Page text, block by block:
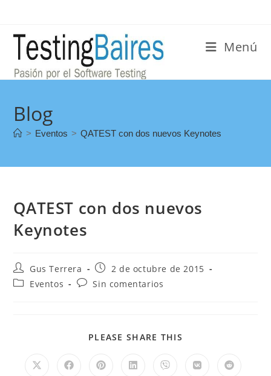
Menú
Blog
> Eventos > QATEST con dos nuevos Keynotes
QATEST con dos nuevos
Keynotes
Gus Terrera
2 de octubre de 2015
Eventos
Sin comentarios
PLEASE SHARE THIS